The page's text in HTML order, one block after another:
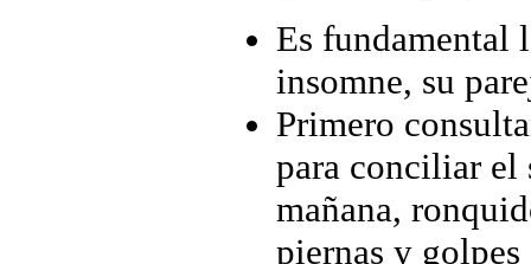
Es fundamental
insomne, su
Primero
para conciliar el
mañana,
piernas y